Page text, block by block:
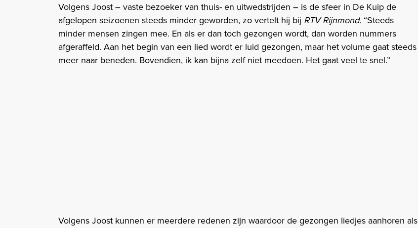
Volgens Joost – vaste bezoeker van thuis- en uitwedstrijden – is de sfeer in De Kuip de
afgelopen seizoenen steeds minder geworden, zo vertelt hij bij RTV Rijnmond. “Steeds
minder mensen zingen mee. En als er dan toch gezongen wordt, dan worden nummers
afgeraffeld. Aan het begin van een lied wordt er luid gezongen, maar het volume gaat steeds
meer naar beneden. Bovendien, ik kan bijna zelf niet meedoen. Het gaat veel te snel.”
Volgens Joost kunnen er meerdere redenen zijn waardoor de gezongen liedjes aanhoren als